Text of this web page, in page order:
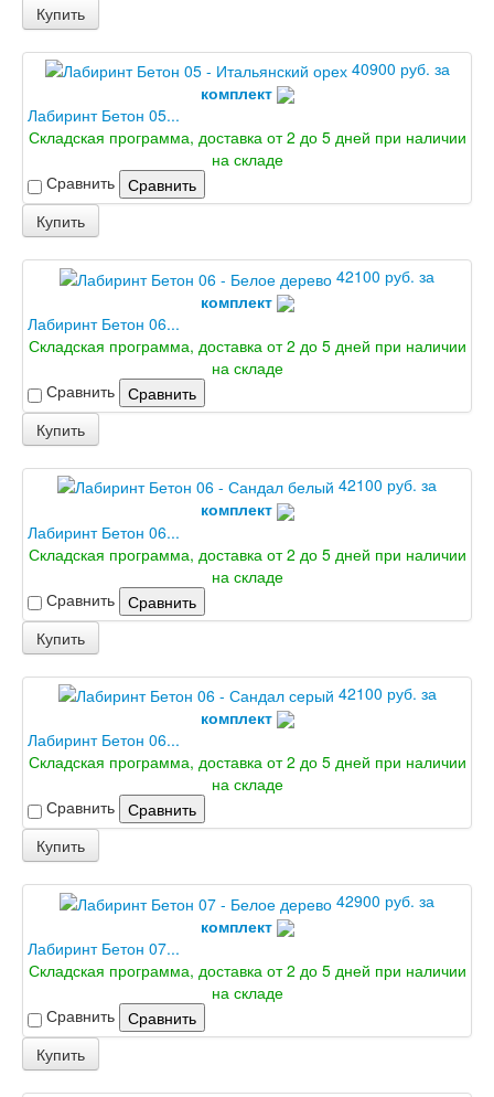
Купить
40900 руб. за
комплект
Лабиринт Бетон 05...
Складская программа, доставка от 2 до 5 дней при наличии
на складе
Сравнить Сравнить
Купить
42100 руб. за
комплект
Лабиринт Бетон 06...
Складская программа, доставка от 2 до 5 дней при наличии
на складе
Сравнить Сравнить
Купить
42100 руб. за
комплект
Лабиринт Бетон 06...
Складская программа, доставка от 2 до 5 дней при наличии
на складе
Сравнить Сравнить
Купить
42100 руб. за
комплект
Лабиринт Бетон 06...
Складская программа, доставка от 2 до 5 дней при наличии
на складе
Сравнить Сравнить
Купить
42900 руб. за
комплект
Лабиринт Бетон 07...
Складская программа, доставка от 2 до 5 дней при наличии
на складе
Сравнить Сравнить
Купить